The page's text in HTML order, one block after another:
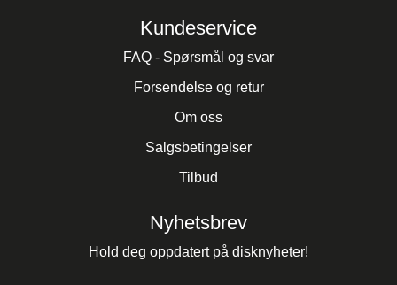
Kundeservice
FAQ - Spørsmål og svar
Forsendelse og retur
Om oss
Salgsbetingelser
Tilbud
Nyhetsbrev
Hold deg oppdatert på disknyheter!